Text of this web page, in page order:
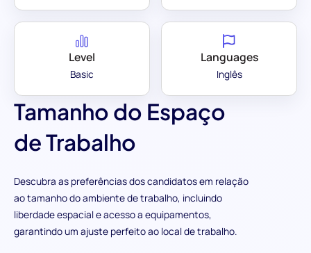
Tamanho do Espaço
de Trabalho
Descubra as preferências dos candidatos em relação
ao tamanho do ambiente de trabalho, incluindo
liberdade espacial e acesso a equipamentos,
garantindo um ajuste perfeito ao local de trabalho.
Level
Basic
Languages
Inglês